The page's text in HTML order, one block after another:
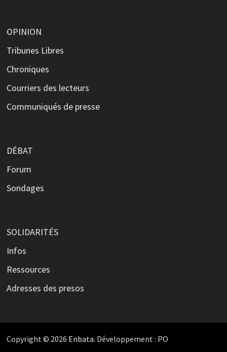
OPINION
Tribunes Libres
Chroniques
Courriers des lecteurs
Communiqués de presse
DÉBAT
Forum
Sondages
SOLIDARITÉS
Infos
Ressources
Adresses des presos
Copyright © 2026 Enbata. Développement : PO